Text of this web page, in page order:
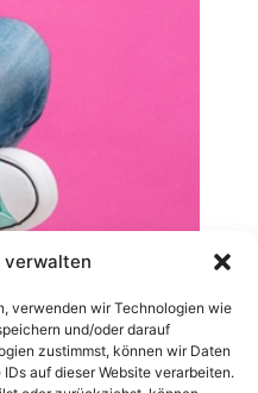
verwalten
verwenden wir Technologien wie
und/oder darauf
zustimmst, können wir Daten
auf dieser Website verarbeiten.